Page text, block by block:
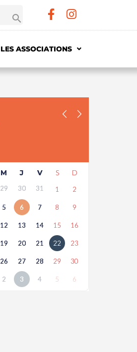
LES ASSOCIATIONS
M J V S D
29 30 31 1 2
5 6 7 8 9
12 13 14 15 16
19 20 21 22 23
26 27 28 29 30
2 3 4 5 6